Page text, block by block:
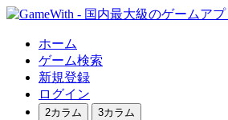
ホーム
ゲーム検索
新規登録
ログイン
2カラム 3カラム